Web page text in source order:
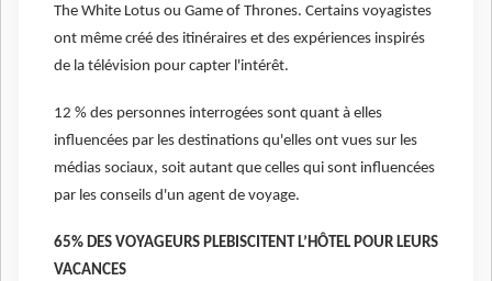
The White Lotus ou Game of Thrones. Certains voyagistes
ont même créé des itinéraires et des expériences inspirés
de la télévision pour capter l'intérêt.
12 % des personnes interrogées sont quant à elles
influencées par les destinations qu'elles ont vues sur les
médias sociaux, soit autant que celles qui sont influencées
par les conseils d'un agent de voyage.
65% DES VOYAGEURS PLEBISCITENT L’HÔTEL POUR LEURS
VACANCES